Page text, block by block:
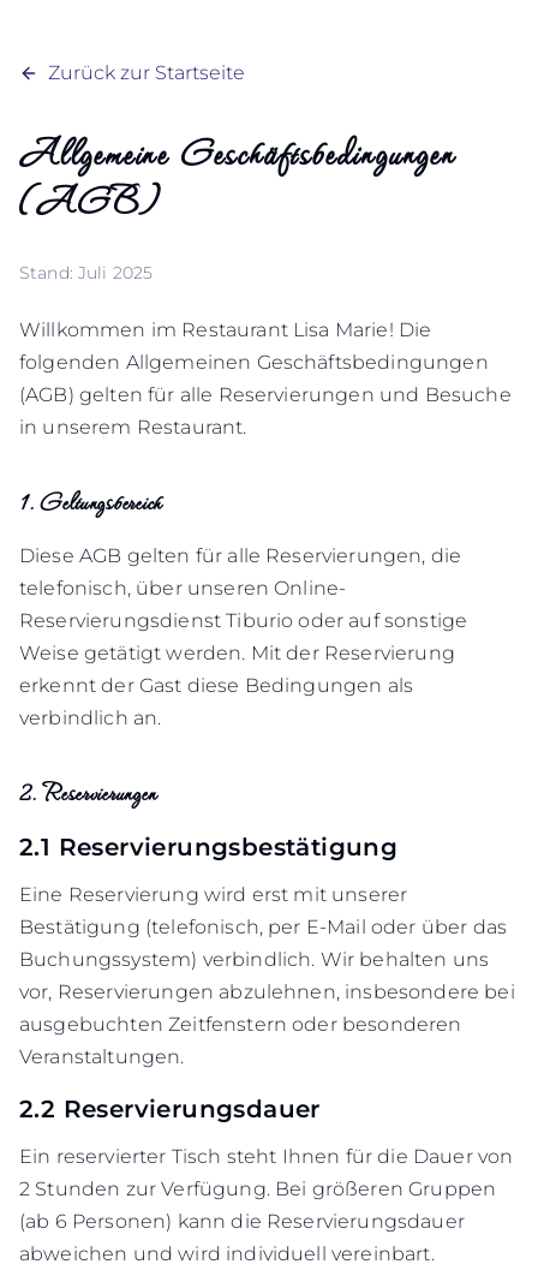
Zurück zur Startseite
Allgemeine Geschäftsbedingungen
(AGB)
Stand: Juli 2025
Willkommen im Restaurant Lisa Marie! Die
folgenden Allgemeinen Geschäftsbedingungen
(AGB) gelten für alle Reservierungen und Besuche
in unserem Restaurant.
1. Geltungsbereich
Diese AGB gelten für alle Reservierungen, die
telefonisch, über unseren Online-
Reservierungsdienst Tiburio oder auf sonstige
Weise getätigt werden. Mit der Reservierung
erkennt der Gast diese Bedingungen als
verbindlich an.
2. Reservierungen
2.1 Reservierungsbestätigung
Eine Reservierung wird erst mit unserer
Bestätigung (telefonisch, per E-Mail oder über das
Buchungssystem) verbindlich. Wir behalten uns
vor, Reservierungen abzulehnen, insbesondere bei
ausgebuchten Zeitfenstern oder besonderen
Veranstaltungen.
2.2 Reservierungsdauer
Ein reservierter Tisch steht Ihnen für die Dauer von
2 Stunden zur Verfügung. Bei größeren Gruppen
(ab 6 Personen) kann die Reservierungsdauer
abweichen und wird individuell vereinbart.